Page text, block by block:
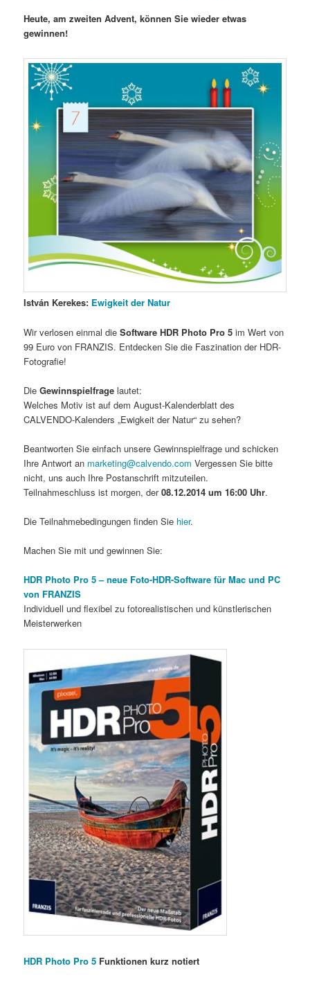
Heute, am zweiten Advent, können Sie wieder etwas
gewinnen!
István Kerekes: Ewigkeit der Natur
Wir verlosen einmal dieSoftware HDR Photo Pro 5 im Wert von
99 Euro von FRANZIS. Entdecken Sie die Faszination der HDR-
Fotografie!
DieGewinnspielfrage lautet:
Welches Motiv ist auf dem August-Kalenderblatt des
CALVENDO-Kalenders „Ewigkeit der Natur“ zu sehen?
Beantworten Sie einfach unsere Gewinnspielfrage und schicken
Ihre Antwort an marketing@calvendo.com Vergessen Sie bitte
nicht, uns auch Ihre Postanschrift mitzuteilen.
Teilnahmeschluss ist morgen, der08.12.2014 um 16:00 Uhr.
Die Teilnahmebedingungen finden Sie hier.
Machen Sie mit und gewinnen Sie:
HDR Photo Pro 5 – neue Foto-HDR-Software für Mac und PC
von FRANZIS
Individuell und flexibel zu fotorealistischen und künstlerischen
Meisterwerken
HDR Photo Pro 5 Funktionen kurz notiert